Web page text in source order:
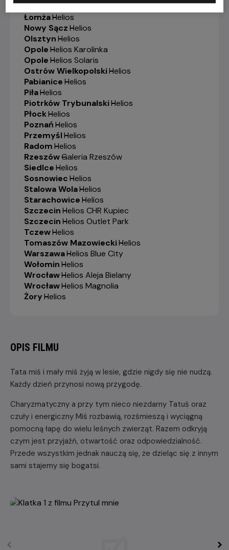
Łódź-
Helios
Łomża-
Helios
Nowy Sącz-
Helios
Olsztyn-
Helios
Opole-
Helios Karolinka
Opole-
Helios Solaris
Ostrów Wielkopolski-
Helios
Pabianice-
Helios
Piła-
Helios
Piotrków Trybunalski-
Helios
Płock-
Helios
Poznań-
Helios
Przemyśl-
Helios
Radom-
Helios
Rzeszów-
Galeria Rzeszów
Siedlce-
Helios
Sosnowiec-
Helios
Stalowa Wola-
Helios
Starachowice-
Helios
Szczecin-
Helios CHR Kupiec
Szczecin-
Helios Outlet Park
Tczew-
Helios
Tomaszów Mazowiecki-
Helios
Warszawa-
Helios Blue City
Wołomin-
Helios
Wrocław-
Helios Aleja Bielany
Wrocław-
Helios Magnolia
Żory-
Helios
OPIS FILMU
Tata miś i mały miś żyją w lesie, gdzie nigdy się nie nudzą.
Każdy dzień przynosi nową przygodę.
Charyzmatyczny a przy tym nieco niezdarny Tatuś oraz
czuły i energiczny Miś rozbawią, rozśmieszą i wyciągną
pomocną łapę do wielu leśnych zwierząt. Razem odkryją
czym jest przyjaźń, otwartość oraz odpowiedzialność.
Przede wszystkim jednak nauczą się, że dzieląc się z innym
sami stajemy się bogatsi.